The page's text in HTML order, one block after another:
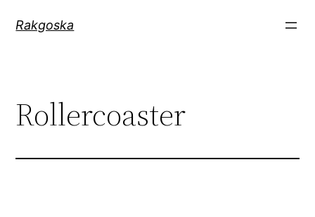
InhaltRakgoska
Rollercoaster